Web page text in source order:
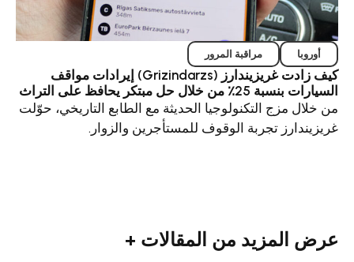
مراقبة المرور
كيف زادت غريزيندارز (Grizindarzs) إيرادات مواقف
مبتكر يحافظ على التراث
التكنولوجيا الحديثة مع الطابع التاريخي، حوّلت
تجربة الوقوف للمستأجرين والزوار.
من المقالات +